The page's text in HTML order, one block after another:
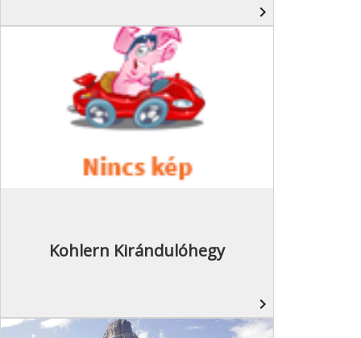
navigate_next
Kohlern Kirándulóhegy
navigate_next